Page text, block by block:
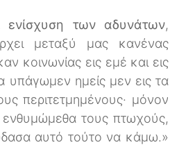
ενίσχυση των αδυνάτων,
μεταξύ μας κανένας
κοινωνίας εις εμέ και εις
υπάγωμεν ημείς μεν εις τα
περιτετμημένους· μόνον
ενθυμώμεθα τους πτωχούς,
αυτό τούτο να κάμω.»